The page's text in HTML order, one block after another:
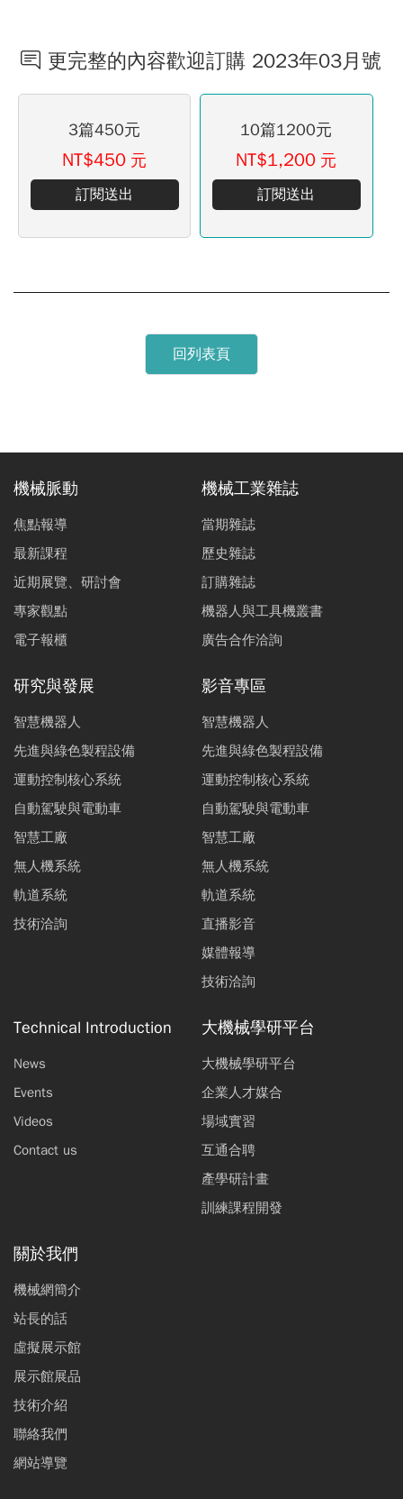
更完整的內容歡迎訂購 2023年03月號
3篇450元
NT$450 元
訂閱送出
10篇1200元
NT$1,200 元
訂閱送出
回列表頁
機械脈動
焦點報導
最新課程
近期展覽、研討會
專家觀點
電子報櫃
機械工業雜誌
當期雜誌
歷史雜誌
訂購雜誌
機器人與工具機叢書
廣告合作洽詢
研究與發展
智慧機器人
先進與綠色製程設備
運動控制核心系統
自動駕駛與電動車
智慧工廠
無人機系統
軌道系統
技術洽詢
影音專區
智慧機器人
先進與綠色製程設備
運動控制核心系統
自動駕駛與電動車
智慧工廠
無人機系統
軌道系統
直播影音
媒體報導
技術洽詢
Technical Introduction
News
Events
Videos
Contact us
大機械學研平台
大機械學研平台
企業人才媒合
場域實習
互通合聘
產學研計畫
訓練課程開發
關於我們
機械網簡介
站長的話
虛擬展示館
展示館展品
技術介紹
聯絡我們
網站導覽